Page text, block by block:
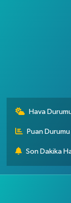
Hava
Puan
Son Dakika